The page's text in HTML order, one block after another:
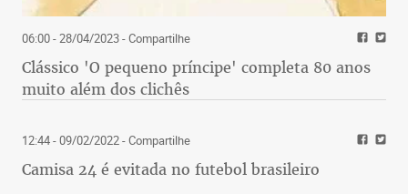
06:00 - 28/04/2023- Compartilhe
Clássico 'O pequeno príncipe' completa 80 anos
muito além dos clichês
12:44 - 09/02/2022- Compartilhe
Camisa 24 é evitada no futebol brasileiro